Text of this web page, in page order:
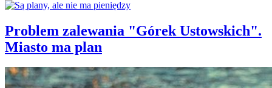
Problem zalewania "Górek Ustowskich".
Miasto ma plan